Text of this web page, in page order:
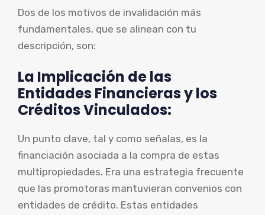
Dos de los motivos de invalidación más
fundamentales, que se alinean con tu
descripción, son:
La Implicación de las
Entidades Financieras y los
Créditos Vinculados:
Un punto clave, tal y como señalas, es la
financiación asociada a la compra de estas
multipropiedades. Era una estrategia frecuente
que las promotoras mantuvieran convenios con
entidades de crédito. Estas entidades